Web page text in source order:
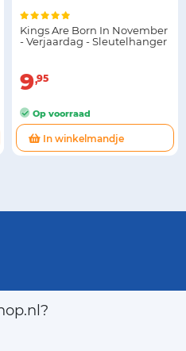
Kings Are Born In November
- Verjaardag - Sleutelhanger
9 95
Op voorraad
In winkelmandje